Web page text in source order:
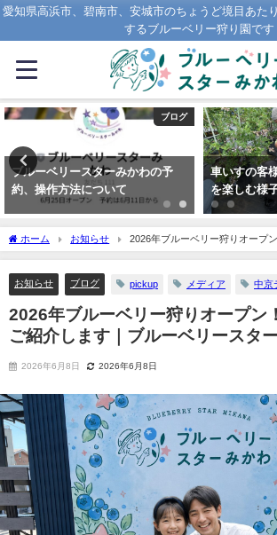
愛知県高浜市、碧南市、安城市のちょうど境目あた
するブルーベリー狩り園です
ブログ
車いすの客様がブルーベリー狩り
を楽しむ様子
新たな魅力
できる自動
ホーム お知らせ
2026年ブルーベリー狩りオープ
ます｜ブルーベリースターみかわ
お知らせ ブログ pickup メディア 中京
2026年ブルーベリー狩りオープン
ご紹介します｜ブルーベリースタ
2026年6月8日 2026年6月8日